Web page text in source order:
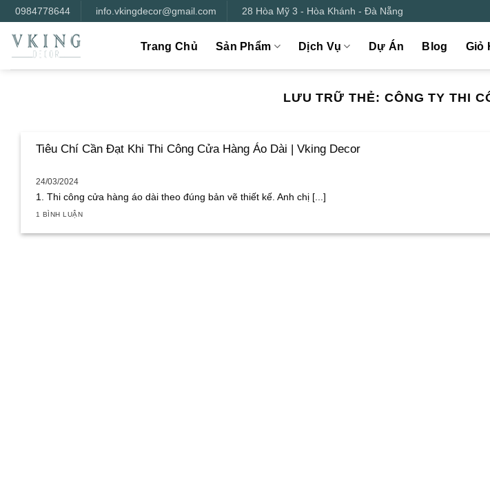
qua
nội
dung
0984778644 info.vkingdecor@gmail.com 28 Hòa Mỹ 3 - Hòa Khánh - Đà Nẵng
Trang Chủ Sản Phẩm Dịch Vụ Dự Án Blog Giỏ
LƯU TRỮ THẺ: CÔNG TY THI
Tiêu Chí Cần Đạt Khi Thi Công Cửa Hàng Áo Dài | Vking Decor
24/03/2024
1. Thi công cửa hàng áo dài theo đúng bản vẽ thiết kế. Anh chị [...]
1 BÌNH LUẬN